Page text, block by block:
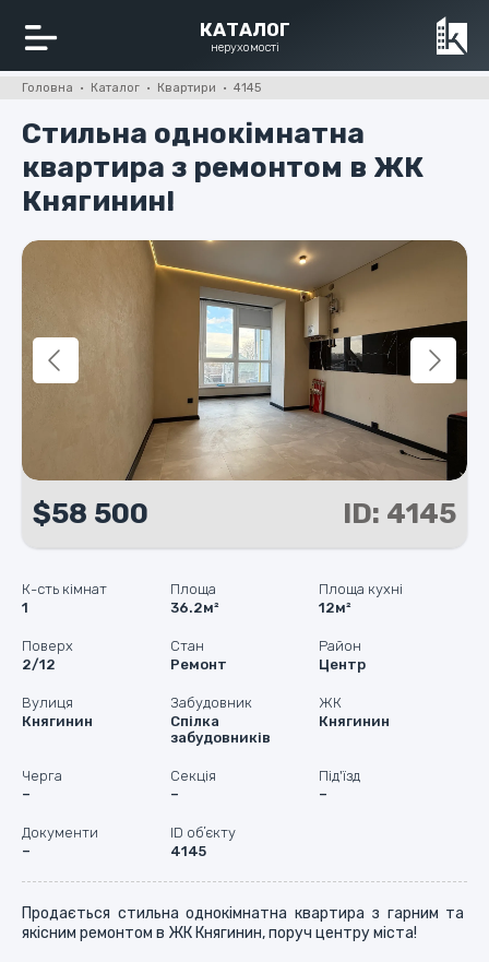
КАТАЛОГ
нерухомості
Головна · Каталог · Квартири · 4145
Стильна однокімнатна
квартира з ремонтом в ЖК
Княгинин!
$58 500 ID: 4145
К-сть кімнат
1
Площа
36.2м²
Площа кухні
12м²
Поверх
2/12
Стан
Ремонт
Район
Центр
Вулиця
Княгинин
Забудовник
Спілка
забудовників
ЖК
Княгинин
Черга
–
Секція
–
Під'їзд
–
Документи
–
ID обʼєкту
4145
Продається стильна однокімнатна квартира з гарним та
якісним ремонтом в ЖК Княгинин, поруч центру міста!